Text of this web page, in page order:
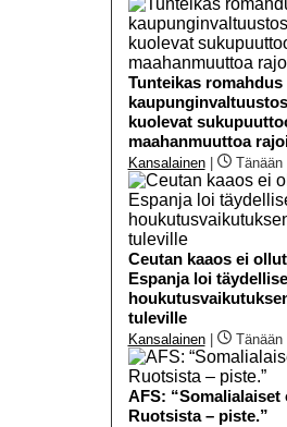
Tunteikas romahdus
kuolevat
maahanmuuttoa
Kansalainen| Tänään
Ceutan kaaos ei
Espanja loi
tuleville
Kansalainen| Tänään
AFS: “Somalialaiset
Ruotsista – piste.”